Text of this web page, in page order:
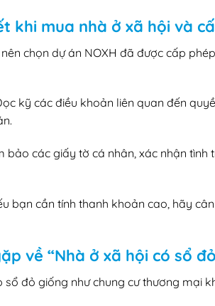
khi mua nhà ở xã hội và
nên chọn dự án NOXH đã được cấp
kỹ các điều khoản liên quan đến
bảo các giấy tờ cá nhân, xác nhận tình
bạn cần tính thanh khoản cao, hãy
về “Nhà ở xã hội có sổ
sổ đỏ giống như chung cư thương mại